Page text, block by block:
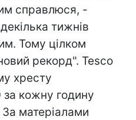
справлюся, -
тижнів
Тому цілком
рекорд". Tesco
хресту
за кожну годину
матеріалами